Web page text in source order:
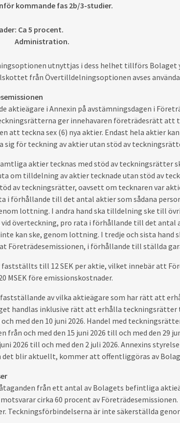
kommande fas 2b/3-studier.
: Ca 5 procent.
Administration.
utnyttjas i dess helhet tillförs Bolaget
från Övertilldelningsoptionen avses
aktieägare i Annexin på avstämningsdagen i
ger innehavaren företrädesrätt
att teckna sex (6) nya aktier. Endast hela aktier
för teckning av aktier utan stöd av
aktier tecknas med stöd av teckningsrätter
om tilldelning av aktier tecknade utan stöd av
av teckningsrätter, oavsett om tecknaren var
i förhållande till det antal aktier som sådana
lottning. I andra hand ska tilldelning ske till
överteckning, pro rata i förhållande till det antal
kan ske, genom lottning. I tredje och sista
Företrädesemissionen, i förhållande till ställda
fastställts till 12 SEK per aktie, vilket innebär att
MSEK före emissionskostnader.
av vilka aktieägare som har rätt att
handlas inklusive rätt att erhålla
med den 10 juni 2026. Handel med
från och med den 15 juni 2026 till och med den 29
2026 till och med den 2 juli 2026. Annexins
blir aktuellt, kommer att offentliggöras av
från ett antal av Bolagets befintliga
motsvarar cirka 60 procent av
Teckningsförbindelserna är inte säkerställda